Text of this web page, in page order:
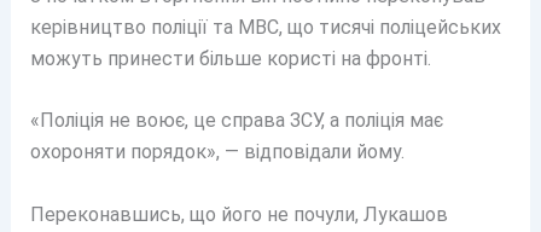
керівництво поліції та МВС, що тисячі поліцейських
можуть принести більше користі на фронті.
«Поліція не воює, це справа ЗСУ, а поліція має
охороняти порядок», — відповідали йому.
Переконавшись, що його не почули, Лукашов